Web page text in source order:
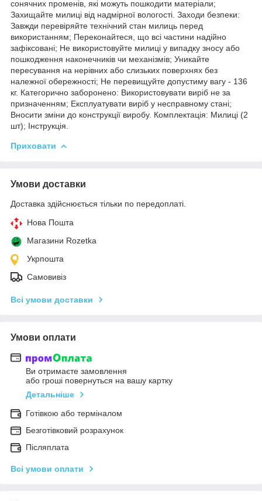
сонячних променів, які можуть пошкодити матеріали;
Захищайте милиці від надмірної вологості. Заходи безпеки:
Завжди перевіряйте технічний стан милиць перед
використанням; Переконайтеся, що всі частини надійно
зафіксовані; Не використовуйте милиці у випадку зносу або
пошкодження наконечників чи механізмів; Уникайте
пересування на нерівних або слизьких поверхнях без
належної обережності; Не перевищуйте допустиму вагу - 136
кг. Категорично заборонено: Використовувати виріб не за
призначенням; Експлуатувати виріб у несправному стані;
Вносити зміни до конструкції виробу. Комплектація: Милиці (2
шт); Інструкція.
Приховати
Умови доставки
Доставка здійснюється тільки по передоплаті.
Нова Пошта
Магазини Rozetka
Укрпошта
Самовивіз
Всі умови доставки
Умови оплати
Ви отримаєте замовлення
або гроші повернуться на вашу картку
Детальніше
Готівкою або терміналом
Безготівковий розрахунок
Післяплата
Всі умови оплати